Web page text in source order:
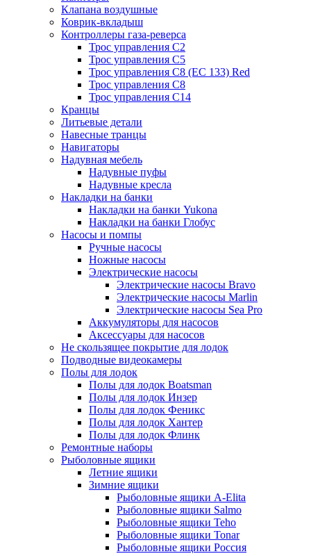
Клапана воздушные
Коврик-вкладыш
Контроллеры газа-реверса
Трос управления C2
Трос управления C5
Трос управления C8 (ЕС 133) Red
Трос управления C8
Трос управления C14
Кранцы
Литьевые детали
Навесные транцы
Навигаторы
Надувная мебель
Надувные пуфы
Надувные кресла
Накладки на банки
Накладки на банки Yukona
Накладки на банки Глобус
Насосы и помпы
Ручные насосы
Ножные насосы
Электрические насосы
Электрические насосы Bravo
Электрические насосы Marlin
Электрические насосы Sea Pro
Аккумуляторы для насосов
Аксессуары для насосов
Не скользящее покрытие для лодок
Подводные видеокамеры
Полы для лодок
Полы для лодок Boatsman
Полы для лодок Инзер
Полы для лодок Феникс
Полы для лодок Хантер
Полы для лодок Флинк
Ремонтные наборы
Рыболовные ящики
Летние ящики
Зимние ящики
Рыболовные ящики A-Elita
Рыболовные ящики Salmo
Рыболовные ящики Teho
Рыболовные ящики Tonar
Рыболовные ящики Россия